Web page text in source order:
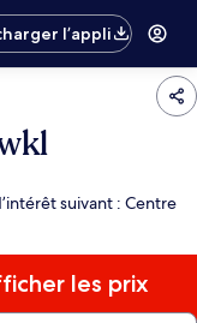
l’appli
suivant : Centre
les prix